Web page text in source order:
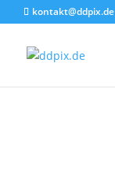
kontakt@ddpix.de